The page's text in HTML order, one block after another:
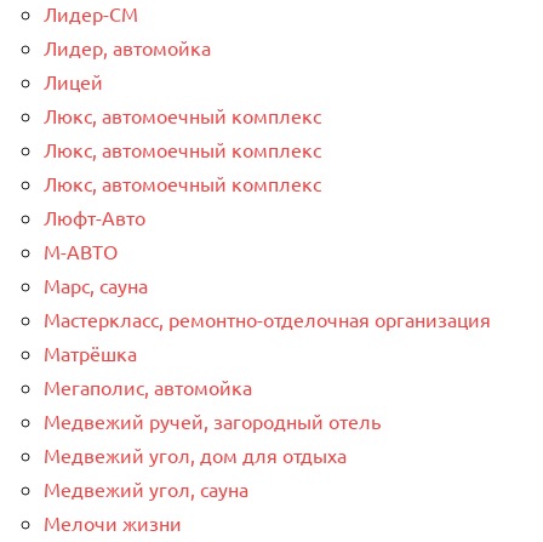
Лидер-СМ
Лидер, автомойка
Лицей
Люкс, автомоечный комплекс
Люкс, автомоечный комплекс
Люкс, автомоечный комплекс
Люфт-Авто
М-АВТО
Марс, сауна
Мастеркласс, ремонтно-отделочная организация
Матрёшка
Мегаполис, автомойка
Медвежий ручей, загородный отель
Медвежий угол, дом для отдыха
Медвежий угол, сауна
Мелочи жизни